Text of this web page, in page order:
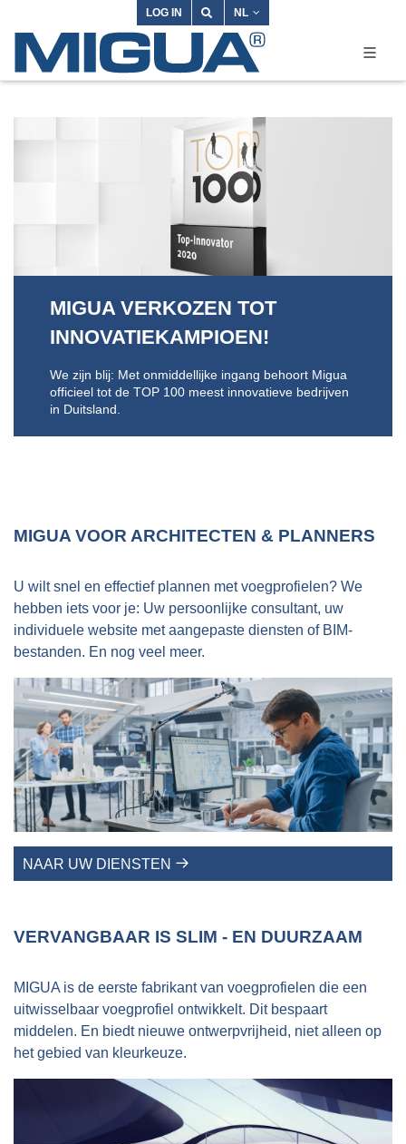
LOG IN NL
MIGUA VERKOZEN TOT
INNOVATIEKAMPIOEN!
We zijn blij: Met onmiddellijke ingang behoort Migua
officieel tot de TOP 100 meest innovatieve bedrijven
in Duitsland.
UW ADVIESTEAM
ARCHITECTUUR EN PLANNING
Speciaal voor u en uw vragen staan competente
collega's van het MIGUA-verkoopteam tot uw
beschikking.
Voel je vrij om contact met ons op te nemen!
LEVERING EN MONTAGE UIT
ÉÉN HAND - VAN EEN
PROFESSIONAL
MIGUA levert niet alleen de beste producten, maar
aan. Echte professionals!
MIGUA VOOR ARCHITECTEN & PLANNERS
U wilt snel en effectief plannen met voegprofielen? We
hebben iets voor je: Uw persoonlijke consultant, uw
individuele website met aangepaste diensten of BIM-
bestanden. En nog veel meer.
NAAR UW DIENSTEN
VERVANGBAAR IS SLIM - EN DUURZAAM
MIGUA is de eerste fabrikant van voegprofielen die een
uitwisselbaar voegprofiel ontwikkelt. Dit bespaart
middelen. En biedt nieuwe ontwerpvrijheid, niet alleen op
het gebied van kleurkeuze.